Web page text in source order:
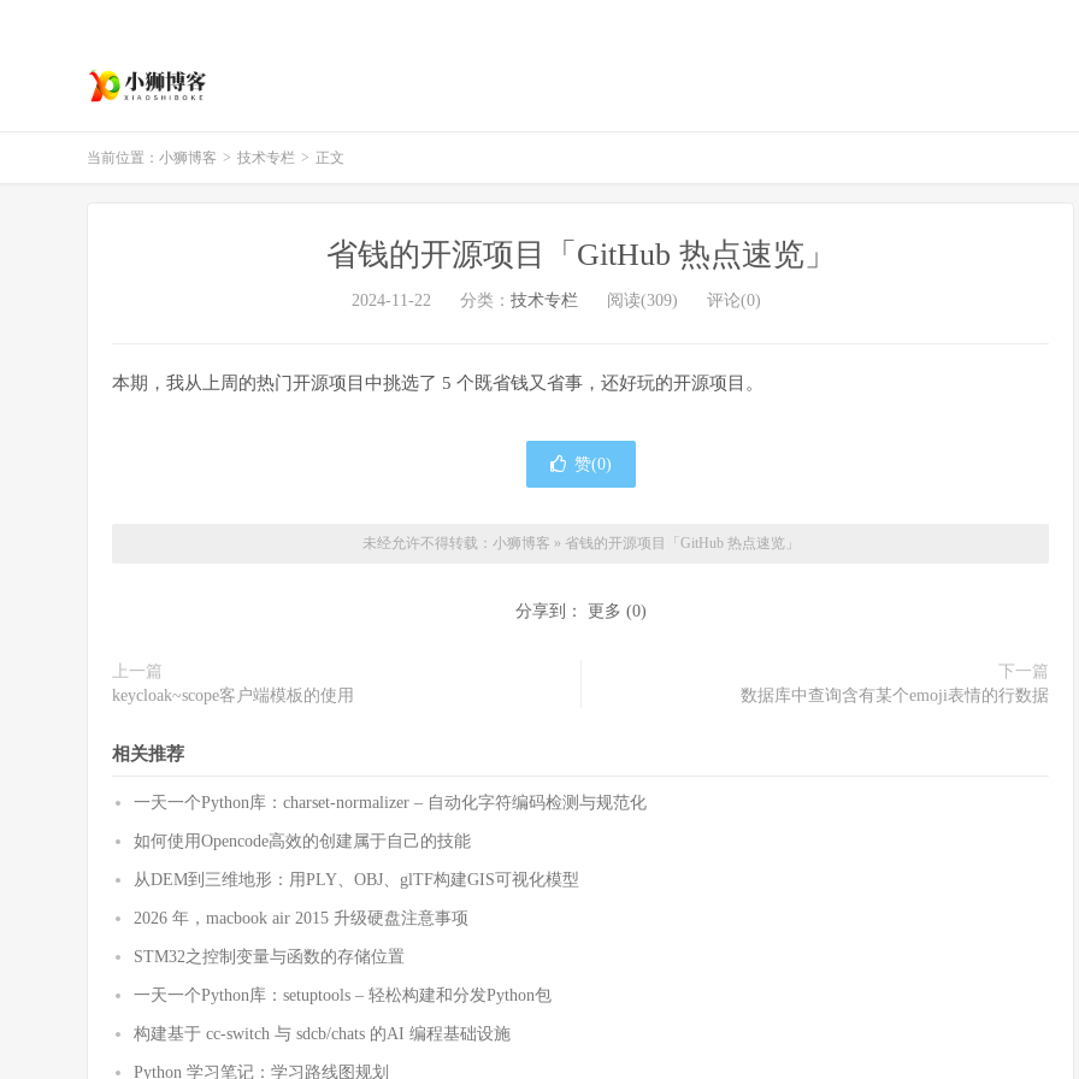
当前位置： 小狮博客 > 技术专栏 > 正文
省钱的开源项目「GitHub 热点速览」
2024-11-22 分类： 技术专栏 阅读(309) 评论(0)
本期，我从上周的热门开源项目中挑选了 5 个既省钱又省事，还好玩的开源项目。
赞(0)
未经允许不得转载： 小狮博客 » 省钱的开源项目「GitHub 热点速览」
分享到： 更多 (0)
上一篇
keycloak~scope客户端模板的使用
下一篇
数据库中查询含有某个emoji表情的行数据
相关推荐
一天一个Python库：charset-normalizer – 自动化字符编码检测与规范化
如何使用Opencode高效的创建属于自己的技能
从DEM到三维地形：用PLY、OBJ、glTF构建GIS可视化模型
2026 年，macbook air 2015 升级硬盘注意事项
STM32之控制变量与函数的存储位置
一天一个Python库：setuptools – 轻松构建和分发Python包
构建基于 cc-switch 与 sdcb/chats 的AI 编程基础设施
Python 学习笔记：学习路线图规划